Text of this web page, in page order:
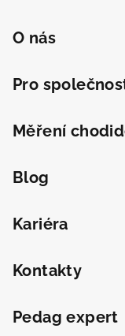
O nás
Pro
Měření
Blog
Kariéra
Kontakty
Pedag expert